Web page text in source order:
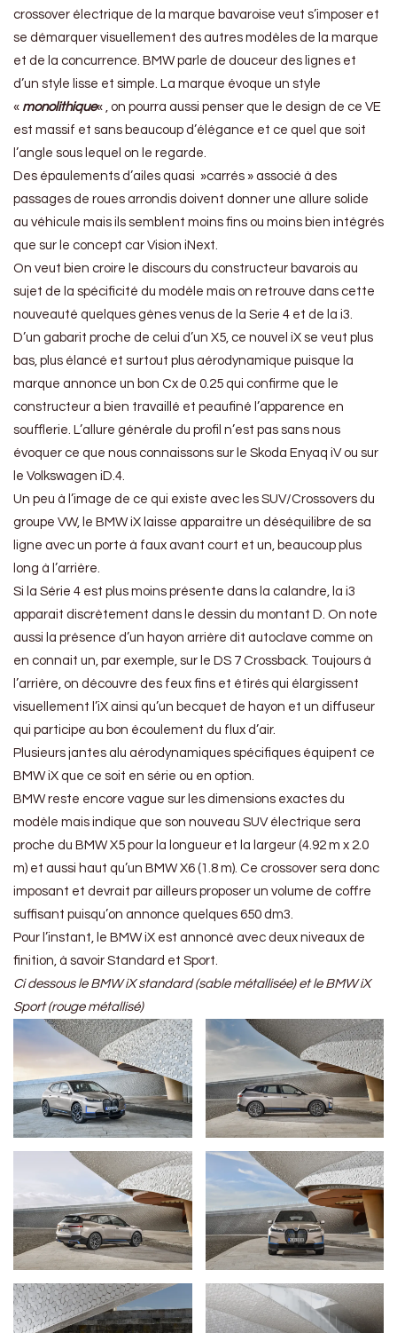
crossover électrique de la marque bavaroise veut s’imposer et
se démarquer visuellement des autres modèles de la marque
et de la concurrence. BMW parle de douceur des lignes et
d’un style lisse et simple. La marque évoque un style
« monolithique« , on pourra aussi penser que le design de ce VE
est massif et sans beaucoup d’élégance et ce quel que soit
l’angle sous lequel on le regarde.
Des épaulements d’ailes quasi »carrés » associé à des
passages de roues arrondis doivent donner une allure solide
au véhicule mais ils semblent moins fins ou moins bien intégrés
que sur le concept car Vision iNext.
On veut bien croire le discours du constructeur bavarois au
sujet de la spécificité du modèle mais on retrouve dans cette
nouveauté quelques gènes venus de la Serie 4 et de la i3.
D’un gabarit proche de celui d’un X5, ce nouvel iX se veut plus
bas, plus élancé et surtout plus aérodynamique puisque la
marque annonce un bon Cx de 0.25 qui confirme que le
constructeur a bien travaillé et peaufiné l’apparence en
soufflerie. L’allure générale du profil n’est pas sans nous
évoquer ce que nous connaissons sur le Skoda Enyaq iV ou sur
le Volkswagen iD.4.
Un peu à l’image de ce qui existe avec les SUV/Crossovers du
groupe VW, le BMW iX laisse apparaitre un déséquilibre de sa
ligne avec un porte à faux avant court et un, beaucoup plus
long à l’arrière.
Si la Série 4 est plus moins présente dans la calandre, la i3
apparait discrètement dans le dessin du montant D. On note
aussi la présence d’un hayon arrière dit autoclave comme on
en connait un, par exemple, sur le DS 7 Crossback. Toujours à
l’arrière, on découvre des feux fins et étirés qui élargissent
visuellement l’iX ainsi qu’un becquet de hayon et un diffuseur
qui participe au bon écoulement du flux d’air.
Plusieurs jantes alu aérodynamiques spécifiques équipent ce
BMW iX que ce soit en série ou en option.
BMW reste encore vague sur les dimensions exactes du
modèle mais indique que son nouveau SUV électrique sera
proche du BMW X5 pour la longueur et la largeur (4.92 m x 2.0
m) et aussi haut qu’un BMW X6 (1.8 m). Ce crossover sera donc
imposant et devrait par ailleurs proposer un volume de coffre
suffisant puisqu’on annonce quelques 650 dm3.
Pour l’instant, le BMW iX est annoncé avec deux niveaux de
finition, à savoir Standard et Sport.
Ci dessous le BMW iX standard (sable métallisée) et le BMW iX
Sport (rouge métallisé)